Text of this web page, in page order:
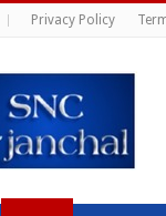
Privacy Policy